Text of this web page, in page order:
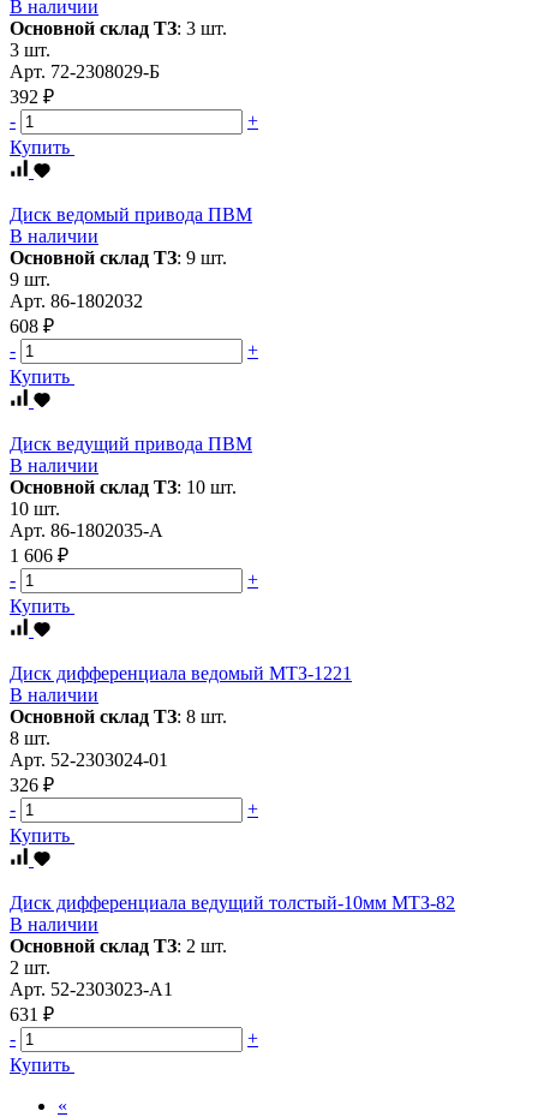
В наличии
Основной склад ТЗ: 3 шт.
3 шт.
Арт. 72-2308029-Б
392 ₽
-
+
Купить
Диск ведомый привода ПВМ
В наличии
Основной склад ТЗ: 9 шт.
9 шт.
Арт. 86-1802032
608 ₽
-
+
Купить
Диск ведущий привода ПВМ
В наличии
Основной склад ТЗ: 10 шт.
10 шт.
Арт. 86-1802035-А
1 606 ₽
-
+
Купить
Диск дифференциала ведомый МТЗ-1221
В наличии
Основной склад ТЗ: 8 шт.
8 шт.
Арт. 52-2303024-01
326 ₽
-
+
Купить
Диск дифференциала ведущий толстый-10мм МТЗ-82
В наличии
Основной склад ТЗ: 2 шт.
2 шт.
Арт. 52-2303023-А1
631 ₽
-
+
Купить
«